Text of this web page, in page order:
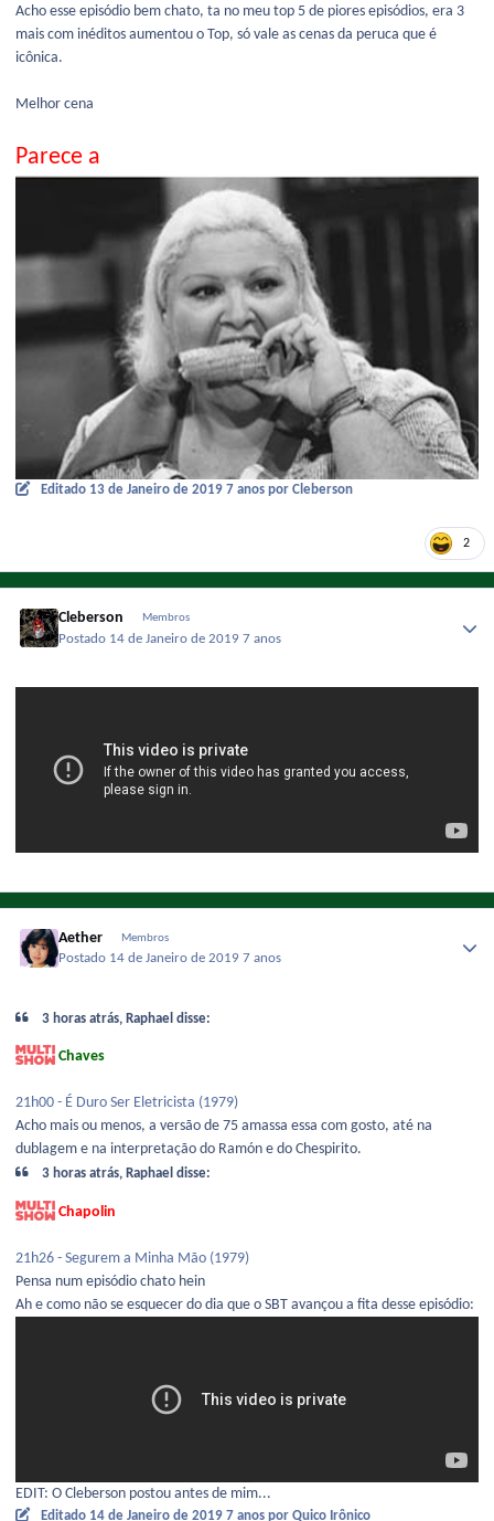
Acho esse episódio bem chato, ta no meu top 5 de piores episódios, era 3
mais com inéditos aumentou o Top, só vale as cenas da peruca que é
icônica.
Melhor cena
Parece a
Editado 13 de Janeiro de 2019 7 anos por Cleberson
2
Cleberson Membros
Postado 14 de Janeiro de 20197 anos
Aether Membros
Postado 14 de Janeiro de 20197 anos
3 horas atrás, Raphael disse:
Chaves
21h00 - É Duro Ser Eletricista (1979)
Acho mais ou menos, a versão de 75 amassa essa com gosto, até na
dublagem e na interpretação do Ramón e do Chespirito.
3 horas atrás, Raphael disse:
Chapolin
21h26 - Segurem a Minha Mão (1979)
Pensa num episódio chato hein
Ah e como não se esquecer do dia que o SBT avançou a fita desse episódio:
EDIT: O Cleberson postou antes de mim...
Editado 14 de Janeiro de 2019 7 anos por Quico Irônico